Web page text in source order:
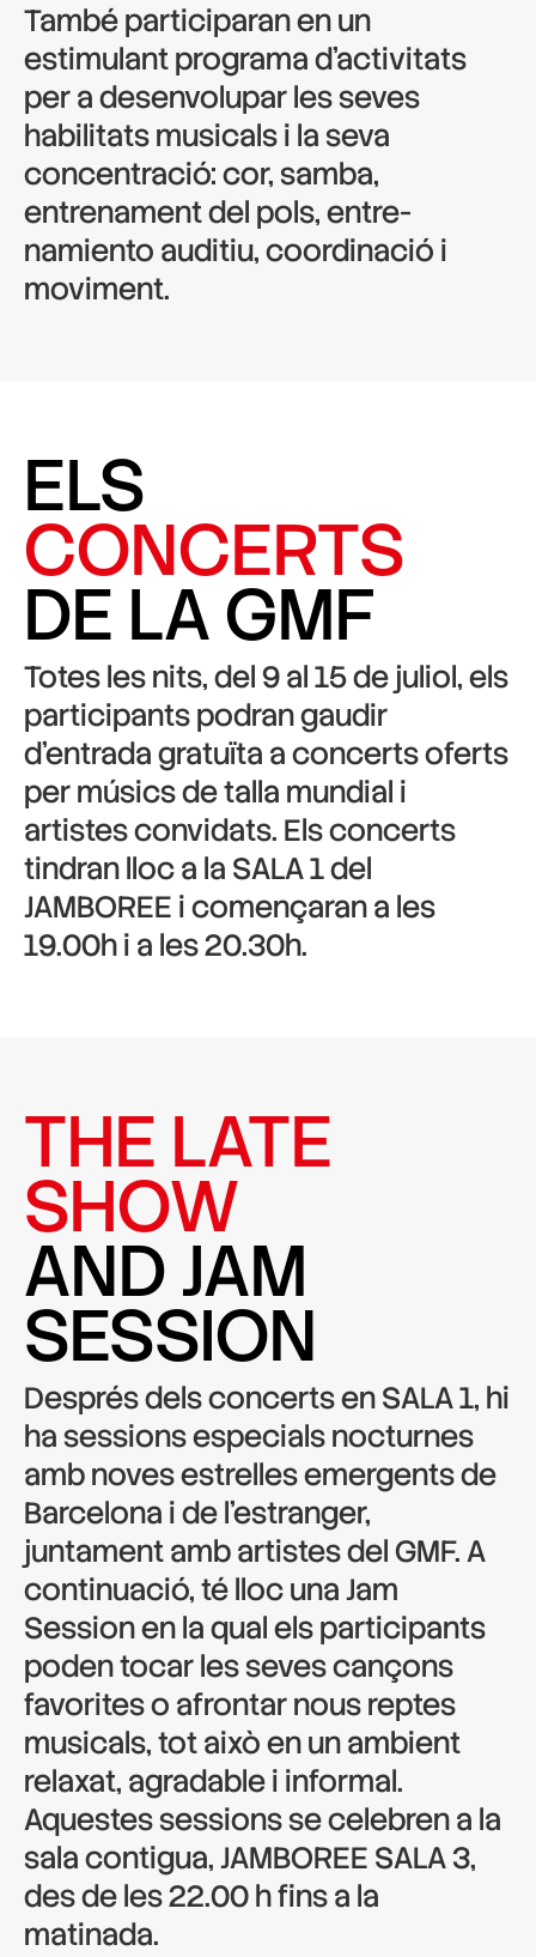
També participaran en un
estimulant programa d’activitats
per a desenvolupar les seves
habilitats musicals i la seva
concentració: cor, samba,
entrenament del pols, entre-
namiento auditiu, coordinació i
moviment.
ELS
CONCERTS
DE LA GMF
Totes les nits, del 9 al 15 de juliol, els
participants podran gaudir
d’entrada gratuïta a concerts oferts
per músics de talla mundial i
artistes convidats. Els concerts
tindran lloc a la SALA 1 del
JAMBOREE i començaran a les
19.00h i a les 20.30h.
THE LATE
SHOW
AND JAM
SESSION
Després dels concerts en SALA 1, hi
ha sessions especials nocturnes
amb noves estrelles emergents de
Barcelona i de l’estranger,
juntament amb artistes del GMF. A
continuació, té lloc una Jam
Session en la qual els participants
poden tocar les seves cançons
favorites o afrontar nous reptes
musicals, tot això en un ambient
relaxat, agradable i informal.
Aquestes sessions se celebren a la
sala contigua, JAMBOREE SALA 3,
des de les 22.00 h fins a la
matinada.